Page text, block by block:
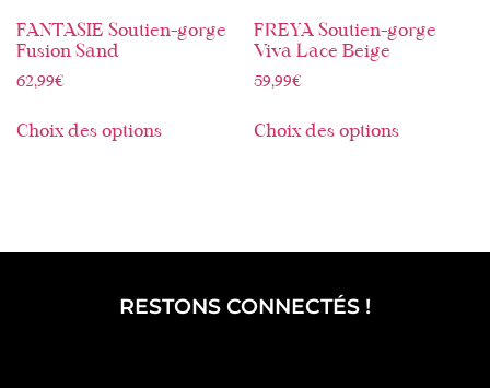
FANTASIE Soutien-gorge
Fusion Sand
62,99€
Choix des options
FREYA Soutien-gorge
Viva Lace Beige
59,99€
Choix des options
RESTONS CONNECTÉS !